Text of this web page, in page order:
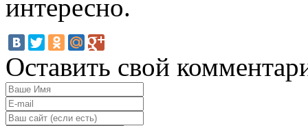
интересно.
Оставить свой